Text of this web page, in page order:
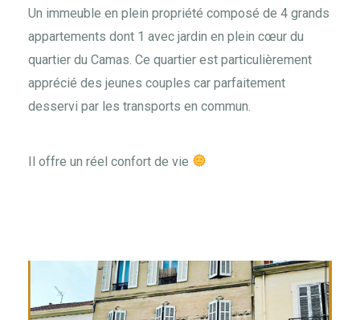
Un immeuble en plein propriété composé de 4 grands
appartements dont 1 avec jardin en plein cœur du
quartier du Camas. Ce quartier est particulièrement
apprécié des jeunes couples car parfaitement
desservi par les transports en commun.
Il offre un réel confort de vie
articles